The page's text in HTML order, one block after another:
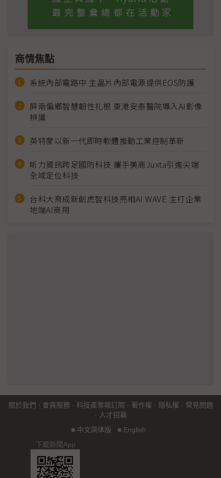
商情焦點
系統內部電路中 主晶片內部電源提供EOS防護
屏南偏鄉智慧韌性扎根 東港安泰醫院導入AI影像
辨識
英特蒙以新一代即時軟體推動工業控制革新
昕力資訊跨足國防科技 攜手美商Juxta引進尖端
全域定位科技
台科大育成新創虎智科技亮相AI WAVE 主打企業
地端AI商用
關於我們 · 會員服務 · 科技產業報訂閱 · 著作權 · 隱私權 · 常見問題
· 人才招募
■ 中文简体版 ■ English
下載新聞App